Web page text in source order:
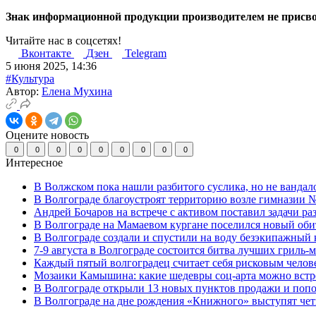
Знак информационной продукции производителем не
Читайте нас в соцсетях!
Вконтакте
Дзен
Telegram
5 июня 2025, 14:36
#Культура
Автор: Елена Мухина
Оцените новость
0 0 0 0 0 0 0 0 0
Интересное
В Волжском пока нашли разбитого суслика, но не
В Волгограде благоустроят территорию возле гимназии
Андрей Бочаров на встрече с активом поставил задачи
В Волгограде на Мамаевом кургане поселился новый
В Волгограде создали и спустили на воду безэкипажный
7-9 августа в Волгограде состоится битва лучших гриль-
Каждый пятый волгоградец считает себя рисковым
Мозаики Камышина: какие шедевры соц-арта можно
В Волгограде открыли 13 новых пунктов продажи и
В Волгограде на дне рождения «Книжного» выступят